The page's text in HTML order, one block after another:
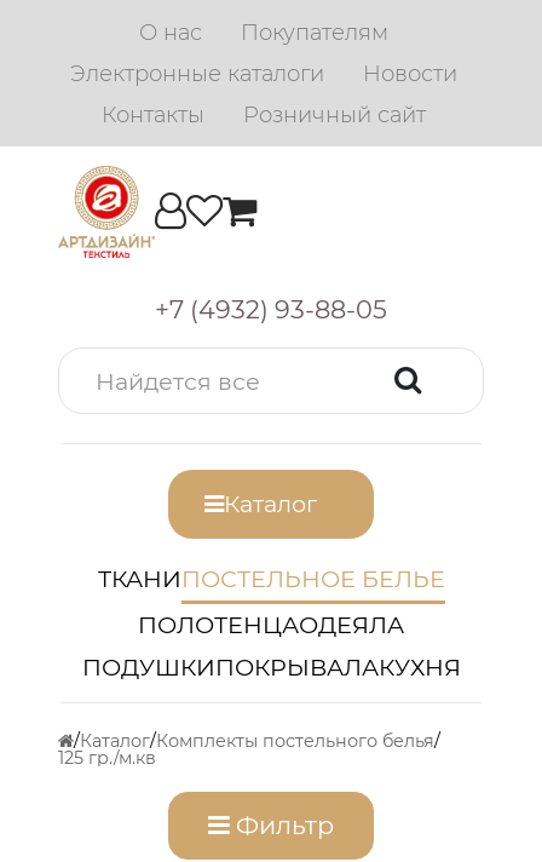
О нас
Покупателям
Электронные каталоги
Новости
Контакты
Розничный сайт
+7 (4932) 93-88-05
Каталог
ТКАНИПОСТЕЛЬНОЕ БЕЛЬЕ
ПОЛОТЕНЦАОДЕЯЛА
ПОДУШКИПОКРЫВАЛАКУХНЯ
Каталог Комплекты постельного белья
125 гр./м.кв
Фильтр